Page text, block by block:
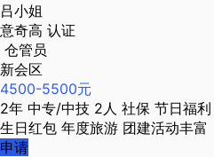
吕小姐
意奇高 认证
仓管员
新会区
4500-5500元
2年 中专/中技 2人 社保 节日福利
生日红包 年度旅游 团建活动丰富
申请